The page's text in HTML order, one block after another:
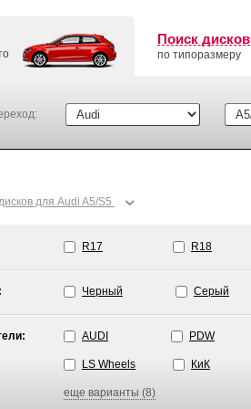
Поиск дисков
по типоразмеру
для Audi A5/S5 ⌄
R17 R18
Черный Серый
AUDI PDW
LS Wheels КиК
еще варианты (8)